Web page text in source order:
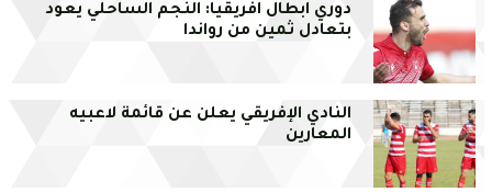
دوري ابطال افريقيا: النجم الساحلي يعود
بتعادل ثمين من رواندا
النادي الإفريقي يعلن عن قائمة لاعبيه
المعارين